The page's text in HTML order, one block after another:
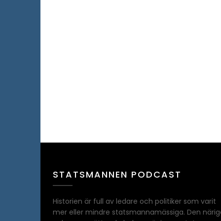
STATSMANNEN PODCAST
Historien är full av ledare och politiker som varit
mer eller mindre statsmannamässiga. Den